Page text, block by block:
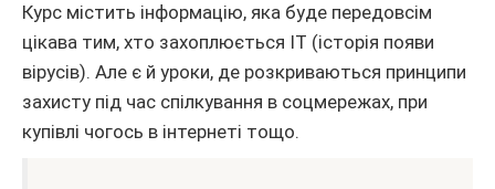
Курс містить інформацію, яка буде передовсім
цікава тим, хто захоплюється IT (історія появи
вірусів). Але є й уроки, де розкриваються принципи
захисту під час спілкування в соцмережах, при
купівлі чогось в інтернеті тощо.